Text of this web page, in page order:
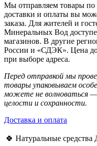
Мы отправляем товары по
доставки и оплаты вы
заказа. Для жителей и
Минеральных Вод
магазинов. В другие
России и «СДЭК». Цена
при выборе адреса.
Перед отправкой мы
товары упаковываем
можете не волноваться —
целости и сохранности.
Доставка и оплата
🍀 Натуральные средства